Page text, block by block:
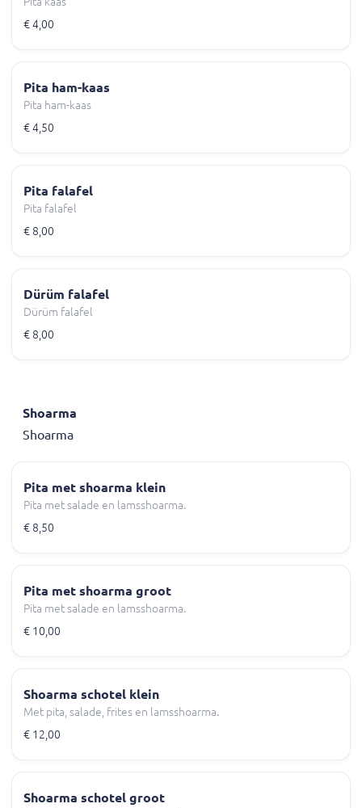
€ 4,00
Pita ham-kaas
Pita ham-kaas
€ 4,50
Pita falafel
Pita falafel
€ 8,00
Dürüm falafel
Dürüm falafel
€ 8,00
Shoarma
Shoarma
Pita met shoarma klein
Pita met salade en lamsshoarma.
€ 8,50
Pita met shoarma groot
Pita met salade en lamsshoarma.
€ 10,00
Shoarma schotel klein
Met pita, salade, frites en lamsshoarma.
€ 12,00
Shoarma schotel groot